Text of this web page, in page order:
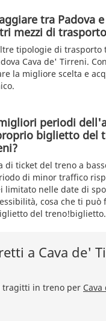
tra Padova
mezzi di
tipologie di trasporto
Cava de' Tirreni.
la migliore scelta e
periodi
biglietto del
di ticket del treno a
di minor traffico
limitato nelle date di
cosa che ti può
del treno!biglietto.
a Cava de'
tragitti in treno per